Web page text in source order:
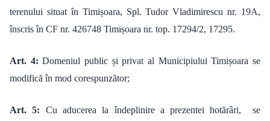
terenului situat în Timișoara, Spl. Tudor Vladimirescu nr. 19A,
înscris în CF nr. 426748 Timișoara nr. top. 17294/2, 17295.
Art. 4:Domeniul public și privat al Municipiului Timișoara se
modifică în mod corespunzător;
Art. 5: Cu aducerea la îndeplinire a prezentei hotărâri, se